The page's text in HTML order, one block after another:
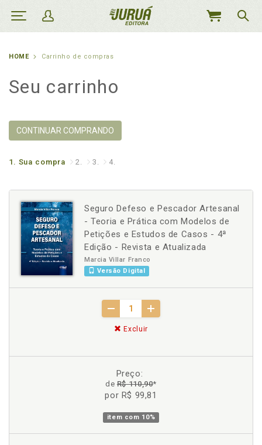
MEU
HOME Carrinho de compras
Seu carrinho
CONTINUAR COMPRANDO
1. Sua compra 2. 3. 4.
Seguro Defeso e Pescador Artesanal
- Teoria e Prática com Modelos de
Petições e Estudos de Casos - 4ª
Edição - Revista e Atualizada
Marcia Villar Franco
Versão Digital
Excluir
Preço:
deR$ 110,90*
por R$ 99,81
item com 10%